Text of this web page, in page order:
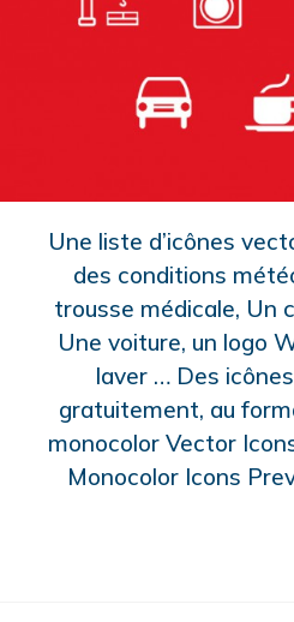
Une liste d’icônes
des conditions
trousse médicale, Un
Une voiture, un logo
laver … Des
gratuitement, au
monocolor Vector
Monocolor Icons